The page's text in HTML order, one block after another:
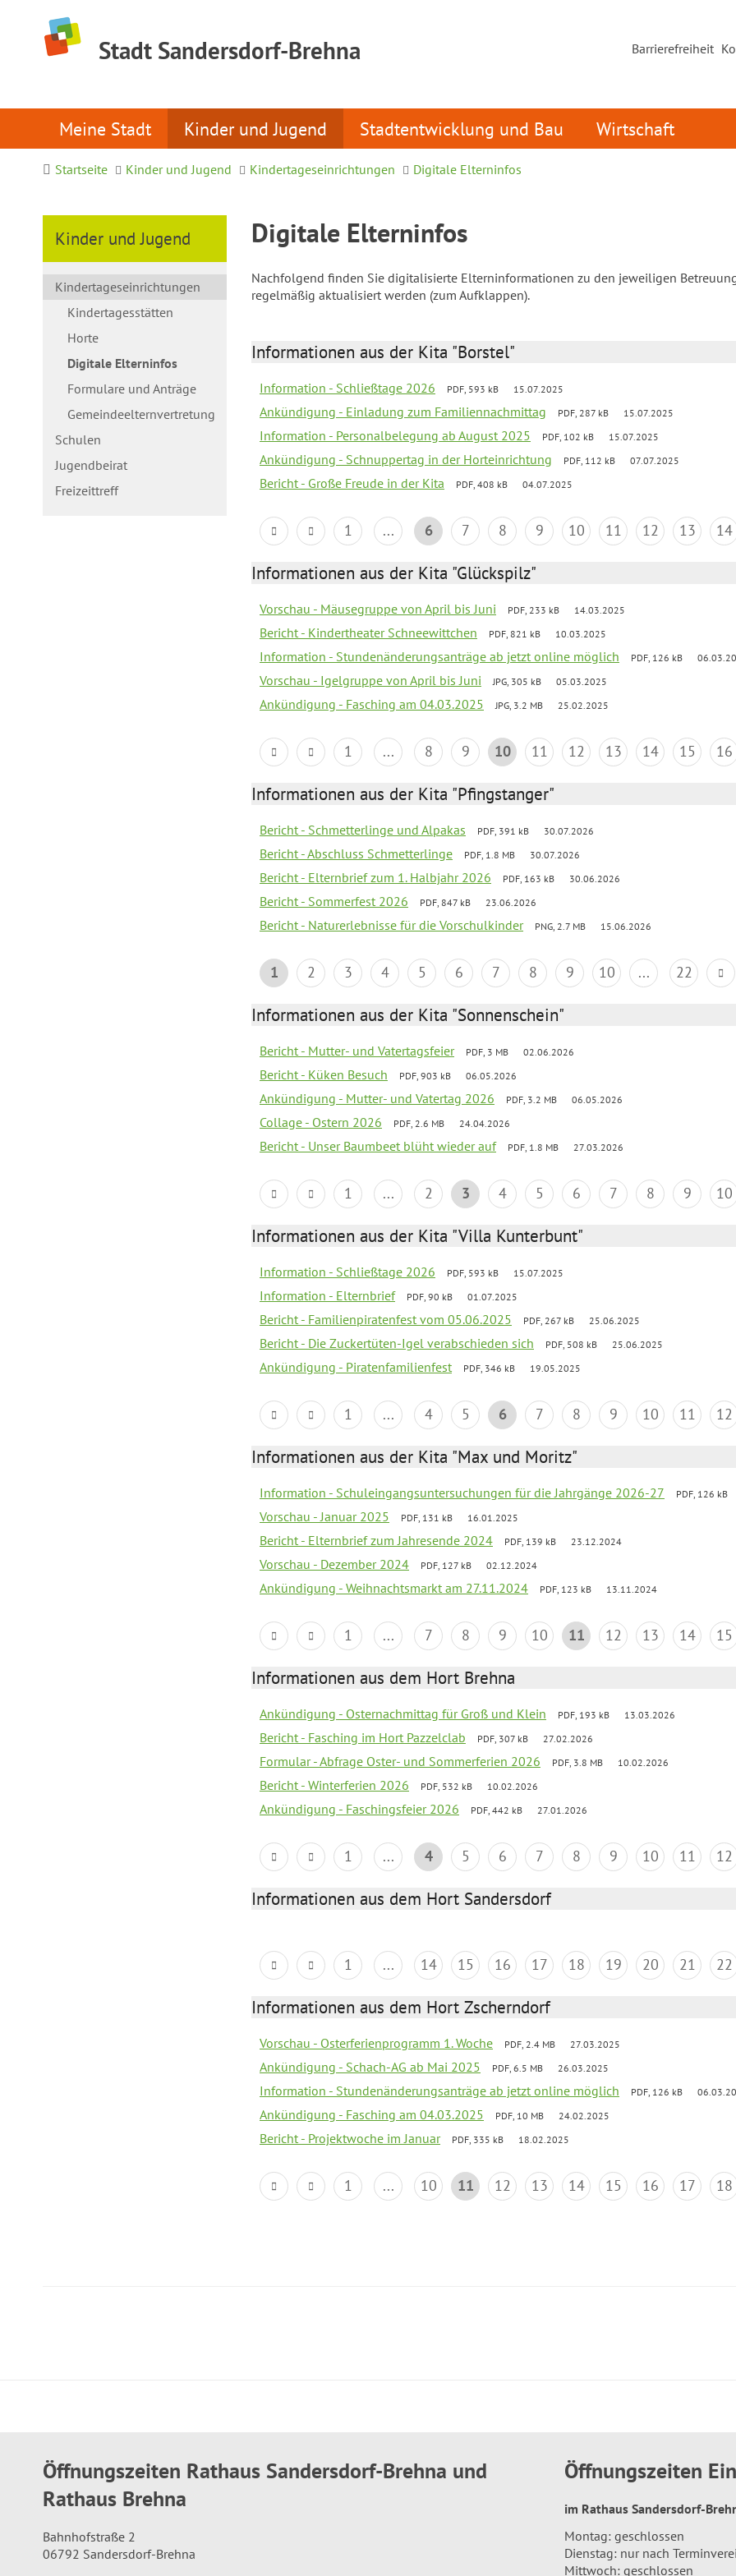
Stadt Sandersdorf-Brehna Barrierefreiheit
Meine Stadt Kinder und Jugend Stadtentwicklung und Bau Wirtschaft
Startseite Kinder und Jugend Kindertageseinrichtungen Digitale Elterninfos
Kinder und Jugend
Kindertageseinrichtungen
Kindertagesstätten
Horte
Digitale Elterninfos
Formulare und Anträge
Gemeindeelternvertretung
Schulen
Jugendbeirat
Freizeittreff
Digitale Elterninfos
Nachfolgend finden Sie digitalisierte Elterninformationen zu den jeweiligen
regelmäßig aktualisiert werden (zum Aufklappen).
Informationen aus der Kita "Borstel"
Information - Schließtage 2026 PDF, 593 kB 15.07.2025
Ankündigung - Einladung zum Familiennachmittag PDF, 287 kB 15.07.2025
Information - Personalbelegung ab August 2025 PDF, 102 kB 15.07.2025
Ankündigung - Schnuppertag in der Horteinrichtung PDF, 112 kB 07.07.2025
Bericht - Große Freude in der Kita PDF, 408 kB 04.07.2025
1 ... 6 7 8 9 10 11 12 13 14
Informationen aus der Kita "Glückspilz"
Vorschau - Mäusegruppe von April bis Juni PDF, 233 kB 14.03.2025
Bericht - Kindertheater Schneewittchen PDF, 821 kB 10.03.2025
Information - Stundenänderungsanträge ab jetzt online möglich PDF, 126 kB
Vorschau - Igelgruppe von April bis Juni JPG, 305 kB 05.03.2025
Ankündigung - Fasching am 04.03.2025 JPG, 3.2 MB 25.02.2025
1 ... 8 9 10 11 12 13 14 15 16
Informationen aus der Kita "Pfingstanger"
Bericht - Schmetterlinge und Alpakas PDF, 391 kB 30.07.2026
Bericht - Abschluss Schmetterlinge PDF, 1.8 MB 30.07.2026
Bericht - Elternbrief zum 1. Halbjahr 2026 PDF, 163 kB 30.06.2026
Bericht - Sommerfest 2026 PDF, 847 kB 23.06.2026
Bericht - Naturerlebnisse für die Vorschulkinder PNG, 2.7 MB 15.06.2026
1 2 3 4 5 6 7 8 9 10 ... 22
Informationen aus der Kita "Sonnenschein"
Bericht - Mutter- und Vatertagsfeier PDF, 3 MB 02.06.2026
Bericht - Küken Besuch PDF, 903 kB 06.05.2026
Ankündigung - Mutter- und Vatertag 2026 PDF, 3.2 MB 06.05.2026
Collage - Ostern 2026 PDF, 2.6 MB 24.04.2026
Bericht - Unser Baumbeet blüht wieder auf PDF, 1.8 MB 27.03.2026
1 ... 2 3 4 5 6 7 8 9 10
Informationen aus der Kita "Villa Kunterbunt"
Information - Schließtage 2026 PDF, 593 kB 15.07.2025
Information - Elternbrief PDF, 90 kB 01.07.2025
Bericht - Familienpiratenfest vom 05.06.2025 PDF, 267 kB 25.06.2025
Bericht - Die Zuckertüten-Igel verabschieden sich PDF, 508 kB 25.06.2025
Ankündigung - Piratenfamilienfest PDF, 346 kB 19.05.2025
1 ... 4 5 6 7 8 9 10 11 12
Informationen aus der Kita "Max und Moritz"
Information - Schuleingangsuntersuchungen für die Jahrgänge 2026-27 PDF, 126 kB
Vorschau - Januar 2025 PDF, 131 kB 16.01.2025
Bericht - Elternbrief zum Jahresende 2024 PDF, 139 kB 23.12.2024
Vorschau - Dezember 2024 PDF, 127 kB 02.12.2024
Ankündigung - Weihnachtsmarkt am 27.11.2024 PDF, 123 kB 13.11.2024
1 ... 7 8 9 10 11 12 13 14 15
Informationen aus dem Hort Brehna
Ankündigung - Osternachmittag für Groß und Klein PDF, 193 kB 13.03.2026
Bericht - Fasching im Hort Pazzelclab PDF, 307 kB 27.02.2026
Formular - Abfrage Oster- und Sommerferien 2026 PDF, 3.8 MB 10.02.2026
Bericht - Winterferien 2026 PDF, 532 kB 10.02.2026
Ankündigung - Faschingsfeier 2026 PDF, 442 kB 27.01.2026
1 ... 4 5 6 7 8 9 10 11 12
Informationen aus dem Hort Sandersdorf
1 ... 14 15 16 17 18 19 20 21 22
Informationen aus dem Hort Zscherndorf
Vorschau - Osterferienprogramm 1. Woche PDF, 2.4 MB 27.03.2025
Ankündigung - Schach-AG ab Mai 2025 PDF, 6.5 MB 26.03.2025
Information - Stundenänderungsanträge ab jetzt online möglich PDF, 126 kB
Ankündigung - Fasching am 04.03.2025 PDF, 10 MB 24.02.2025
Bericht - Projektwoche im Januar PDF, 335 kB 18.02.2025
1 ... 10 11 12 13 14 15 16 17 18
Öffnungszeiten Rathaus Sandersdorf-Brehna und
Rathaus Brehna
Bahnhofstraße 2
06792 Sandersdorf-Brehna
Öffnungszeiten
im Rathaus Sandersdorf-
Montag: geschlossen
Dienstag: nur nach
Mittwoch: geschlossen